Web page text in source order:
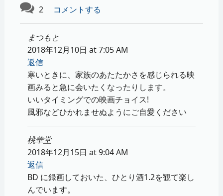
2 コメントする
まつもと
2018年12月10日 at 7:05 AM
返信
寒いときに、家族のあたたかさを感じられる映
画みると急に会いたくなったりします。
いいタイミングでの映画チョイス!
風邪などひかれませぬようにご自愛ください
桃華堂
2018年12月15日 at 9:04 AM
返信
BD に録画しておいた、ひとり酒1.2を観て楽し
んでいます。